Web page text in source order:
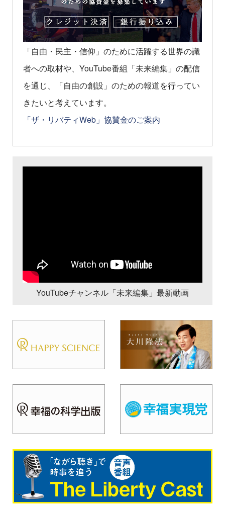
「自由・民主・信仰」のために活躍する世界の識
者への取材や、YouTube番組「未来編集」の配信
を通じ、「自由の創設」のための報道を行ってい
きたいと考えています。
「ザ・リバティWeb」協賛金のご案内
YouTubeチャンネル「未来編集」最新動画